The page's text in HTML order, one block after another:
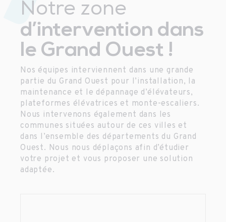
Notre zone
d’intervention dans
le Grand Ouest !
Nos équipes interviennent dans une grande
partie du Grand Ouest pour l’installation, la
maintenance et le dépannage d’élévateurs,
plateformes élévatrices et monte-escaliers.
Nous intervenons également dans les
communes situées autour de ces villes et
dans l’ensemble des départements du Grand
Ouest. Nous nous déplaçons afin d’étudier
votre projet et vous proposer une solution
adaptée.